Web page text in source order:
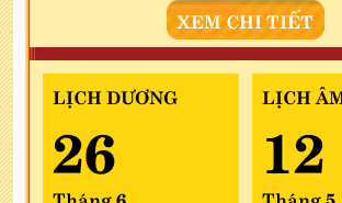
XEM CHI TIẾT
LỊCH DƯƠNG
26
Tháng 6
LỊCH
12
Tháng 5